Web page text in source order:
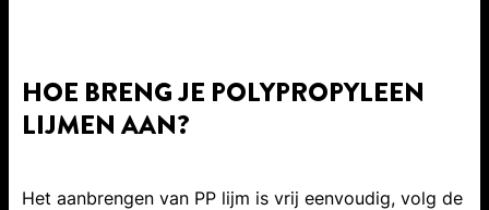
HOE BRENG JE POLYPROPYLEEN
LIJMEN AAN?
Het aanbrengen van PP lijm is vrij eenvoudig, volg de